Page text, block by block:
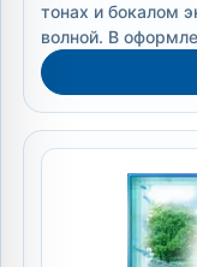
тонах и бокалом
волной. В